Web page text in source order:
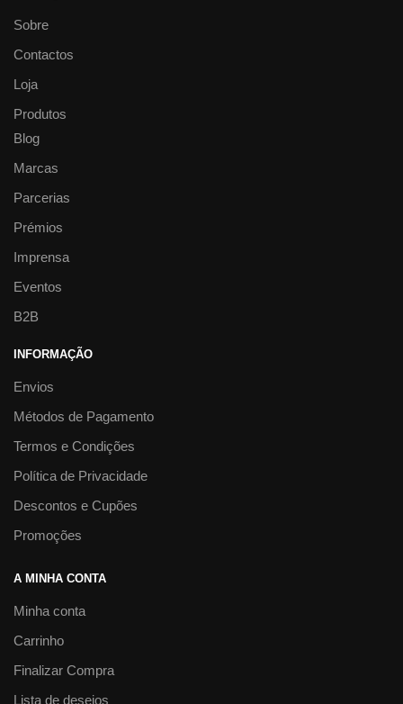
Sobre
Contactos
Loja
Produtos
Blog
Marcas
Parcerias
Prémios
Imprensa
Eventos
B2B
INFORMAÇÃO
Envios
Métodos de Pagamento
Termos e Condições
Política de Privacidade
Descontos e Cupões
Promoções
A MINHA CONTA
Minha conta
Carrinho
Finalizar Compra
Lista de desejos